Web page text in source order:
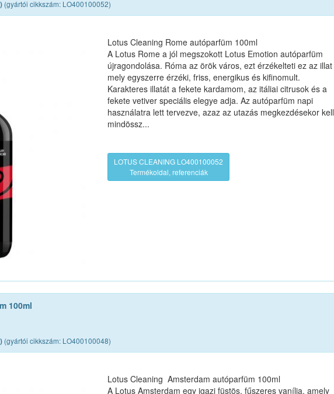
(gyártói cikkszám: LO400100052)
Lotus Cleaning Rome autóparfüm 100ml
A Lotus Rome a jól megszokott Lotus Emotion autóparfüm
újragondolása. Róma az örök város, ezt érzékelteti ez az illat
mely egyszerre érzéki, friss, energikus és kifinomult.
Karakteres illatát a fekete kardamom, az itáliai citrusok és a
fekete vetiver speciális elegye adja. Az autóparfüm napi
használatra lett tervezve, azaz az utazás megkezdésekor kell
mindössz...
LOTUS CLEANING LO400100052
Termékoldal, referenciák
100ml
(gyártói cikkszám: LO400100048)
Lotus Cleaning Amsterdam autóparfüm 100ml
A Lotus Amsterdam egy igazi füstös, fűszeres vanília, amely